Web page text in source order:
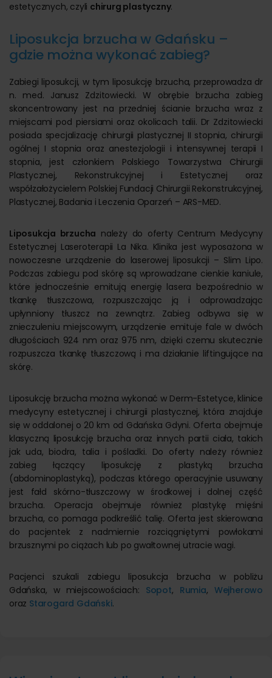
estetycznych, czyli chirurg plastyczny.
Liposukcja brzucha w Gdańsku –
gdzie można wykonać zabieg?
Zabiegi liposukcji, w tym liposukcję brzucha, przeprowadza dr
n. med. Janusz Zdzitowiecki. W obrębie brzucha zabieg
skoncentrowany jest na przedniej ścianie brzucha wraz z
miejscami pod piersiami oraz okolicach talii. Dr Zdzitowiecki
posiada specjalizację chirurgii plastycznej II stopnia, chirurgii
ogólnej I stopnia oraz anestezjologii i intensywnej terapii I
stopnia, jest członkiem Polskiego Towarzystwa Chirurgii
Plastycznej, Rekonstrukcyjnej i Estetycznej oraz
współzałożycielem Polskiej Fundacji Chirurgii Rekonstrukcyjnej,
Plastycznej, Badania i Leczenia Oparzeń – ARS-MED.
Liposukcja brzucha należy do oferty Centrum Medycyny
Estetycznej Laseroterapii La Nika. Klinika jest wyposażona w
nowoczesne urządzenie do laserowej liposukcji – Slim Lipo.
Podczas zabiegu pod skórę są wprowadzane cienkie kaniule,
które jednocześnie emitują energię lasera bezpośrednio w
tkankę tłuszczowa, rozpuszczając ją i odprowadzając
upłynniony tłuszcz na zewnątrz. Zabieg odbywa się w
znieczuleniu miejscowym, urządzenie emituje fale w dwóch
długościach 924 nm oraz 975 nm, dzięki czemu skutecznie
rozpuszcza tkankę tłuszczową i ma działanie liftingujące na
skórę.
Liposukcję brzucha można wykonać w Derm-Estetyce, klinice
medycyny estetycznej i chirurgii plastycznej, która znajduje
się w oddalonej o 20 km od Gdańska Gdyni. Oferta obejmuje
klasyczną liposukcję brzucha oraz innych partii ciała, takich
jak uda, biodra, talia i pośladki. Do oferty należy również
zabieg łączący liposukcję z plastyką brzucha
(abdominoplastyką), podczas którego operacyjnie usuwany
jest fałd skórno-tłuszczowy w środkowej i dolnej część
brzucha. Operacja obejmuje również plastykę mięśni
brzucha, co pomaga podkreślić talię. Oferta jest skierowana
do pacjentek z nadmiernie rozciągniętymi powłokami
brzusznymi po ciążach lub po gwałtownej utracie wagi.
Pacjenci szukali zabiegu liposukcja brzucha w pobliżu
Gdańska, w miejscowościach: Sopot, Rumia, Wejherowo
oraz Starogard Gdański.